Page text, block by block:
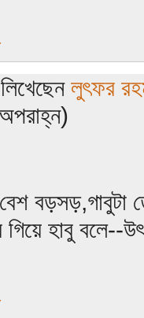
লুৎফর
বড়সড়,গাবুটা
গিয়ে হাবু বলে--